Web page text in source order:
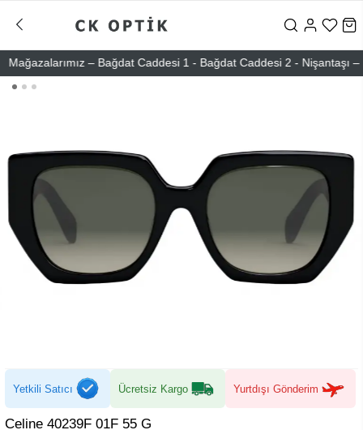
– Bağdat Caddesi 1 - Bağdat Caddesi 2 - Nişantaşı –
Yetkili Satıcı Ücretsiz Kargo Yurtdışı Gönderim
Celine 40239F 01F 55 G